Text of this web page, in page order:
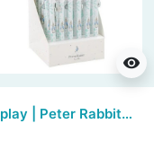
visibility
Display | Peter Rabbit™ Charm Pen (36 stuks)